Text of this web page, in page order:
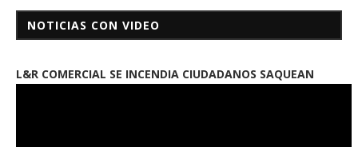
NOTICIAS CON VIDEO
L&R COMERCIAL SE INCENDIA CIUDADANOS SAQUEAN